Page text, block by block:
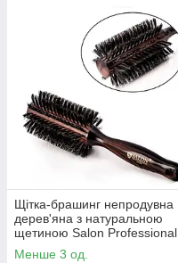
Щітка-брашинг непродувна
дерев'яна з натуральною
щетиною Salon Professional
2271FM
Менше 3 од.